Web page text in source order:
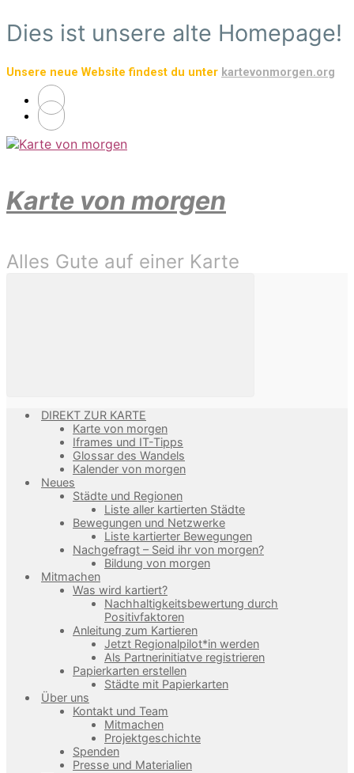
Zum
Hauptinhalt
Dies ist unsere alte Homepage!
Unsere neue Website findest du unter kartevonmorgen.org
Karte von morgen
Alles Gute auf einer Karte
DIREKT ZUR KARTE
Karte von morgen
Iframes und IT-Tipps
Glossar des Wandels
Kalender von morgen
Neues
Städte und Regionen
Liste aller kartierten Städte
Bewegungen und Netzwerke
Liste kartierter Bewegungen
Nachgefragt – Seid ihr von morgen?
Bildung von morgen
Mitmachen
Was wird kartiert?
Nachhaltigkeitsbewertung durch
Positivfaktoren
Anleitung zum Kartieren
Jetzt Regionalpilot*in werden
Als Partnerinitiatve registrieren
Papierkarten erstellen
Städte mit Papierkarten
Über uns
Kontakt und Team
Mitmachen
Projektgeschichte
Spenden
Presse und Materialien